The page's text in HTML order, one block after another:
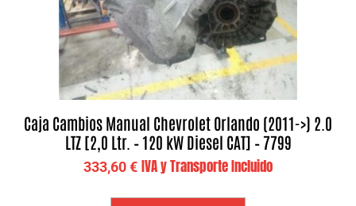
Caja Cambios Manual Chevrolet Orlando (2011->) 2.0
LTZ [2,0 Ltr. – 120 kW Diesel CAT] – 7799
333,60€ IVA y Transporte Incluido